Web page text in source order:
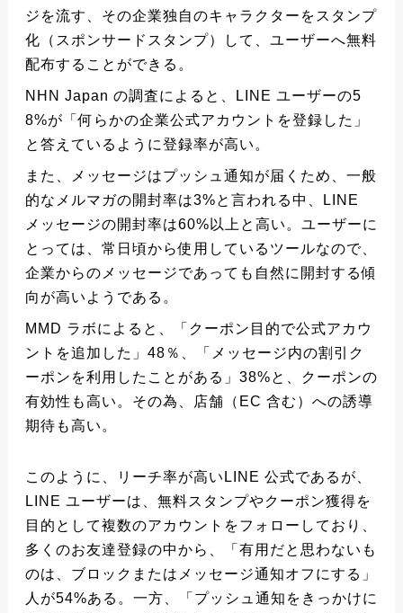
ジを流す、その企業独自のキャラクターをスタンプ
化（スポンサードスタンプ）して、ユーザーへ無料
配布することができる。
NHN Japan の調査によると、LINE ユーザーの5
8%が「何らかの企業公式アカウントを登録した」
と答えているように登録率が高い。
また、メッセージはプッシュ通知が届くため、一般
的なメルマガの開封率は3%と言われる中、LINE
メッセージの開封率は60%以上と高い。ユーザーに
とっては、常日頃から使用しているツールなので、
企業からのメッセージであっても自然に開封する傾
向が高いようである。
MMD ラボによると、「クーポン目的で公式アカウ
ントを追加した」48％、「メッセージ内の割引ク
ーポンを利用したことがある」38%と、クーポンの
有効性も高い。その為、店舗（EC 含む）への誘導
期待も高い。
このように、リーチ率が高いLINE 公式であるが、
LINE ユーザーは、無料スタンプやクーポン獲得を
目的として複数のアカウントをフォローしており、
多くのお友達登録の中から、「有用だと思わないも
のは、ブロックまたはメッセージ通知オフにする」
人が54%ある。一方、「プッシュ通知をきっかけに